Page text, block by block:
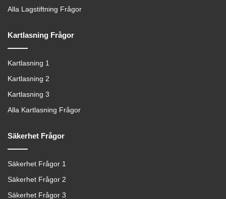
Alla Lagstiftning Frågor
Kartlasning Frågor
Kartlasning 1
Kartlasning 2
Kartlasning 3
Alla Kartlasning Frågor
Säkerhet Frågor
Säkerhet Frågor 1
Säkerhet Frågor 2
Säkerhet Frågor 3